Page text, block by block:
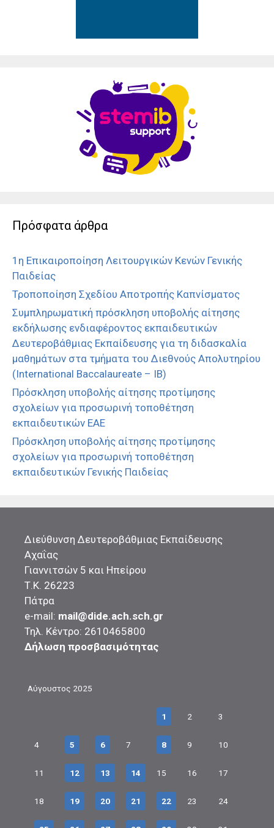
Πρόσφατα άρθρα
1η Επικαιροποίηση Λειτουργικών Κενών Γενικής
Παιδείας
Τροποποίηση Σχεδίου Αποτροπής Καπνίσματος
Συμπληρωματική πρόσκληση υποβολής αίτησης
εκδήλωσης ενδιαφέροντος εκπαιδευτικών
Δευτεροβάθμιας Εκπαίδευσης για τη διδασκαλία
μαθημάτων στα τμήματα του Διεθνούς Απολυτηρίου
(International Baccalaureate – IB)
Πρόσκληση υποβολής αίτησης προτίμησης
σχολείων για προσωρινή τοποθέτηση
εκπαιδευτικών ΕΑΕ
Πρόσκληση υποβολής αίτησης προτίμησης
σχολείων για προσωρινή τοποθέτηση
εκπαιδευτικών Γενικής Παιδείας
Διεύθυνση Δευτεροβάθμιας Εκπαίδευσης
Αχαΐας
Γιαννιτσών 5 και Ηπείρου
Τ.Κ. 26223
Πάτρα
e-mail: mail@dide.ach.sch.gr
Τηλ. Κέντρο: 2610465800
Δήλωση προσβασιμότητας
Αύγουστος 2025
1 2 3
4 5 6 7 8 9 10
11 12 13 14 15 16 17
18 19 20 21 22 23 24